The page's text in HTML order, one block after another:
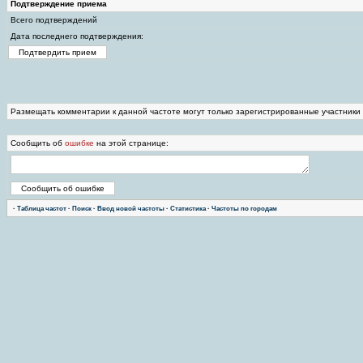
Подтверждение приема
Всего подтверждений
Дата последнего подтверждения:
Размещать комментарии к данной частоте могут только зарегистрированные
Сообщить об ошибке на этой странице:
· Таблица частот · Поиск · Ввод новой частоты · Статистика· Частоты по городам